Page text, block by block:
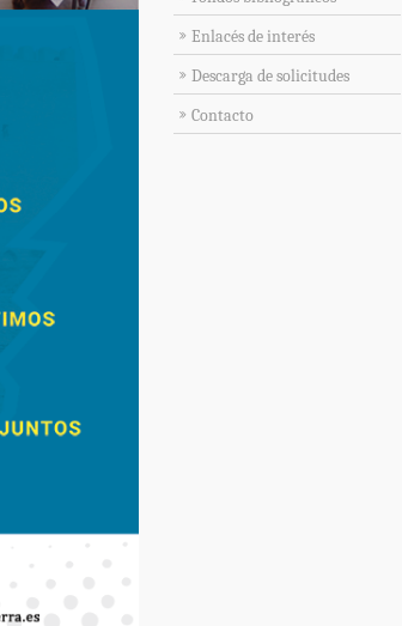
Enlacés de interés
Descarga de solicitudes
Contacto